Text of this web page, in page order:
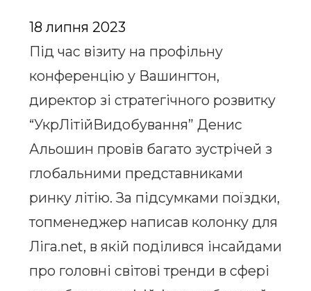
18 липня 2023
Під час візиту на профільну
конференцію у Вашингтон,
директор зі стратегічного розвитку
“УкрЛітійВидобування” Денис
Альошин провів багато зустрічей з
глобальними представниками
ринку літію. За підсумками поїздки,
топменеджер написав колонку для
Ліга.net, в якій поділився інсайдами
про головні світові тренди в сфері